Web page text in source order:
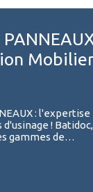
:
d'usinage !
gammes de…